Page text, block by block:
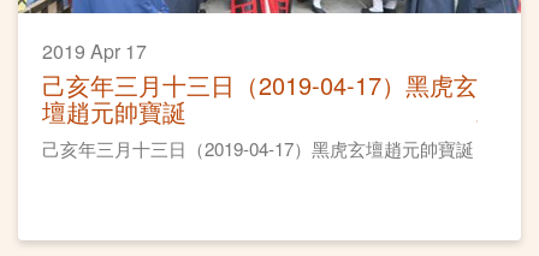
2019 Apr 17
己亥年三月十三日（2019-04-17）黑虎玄
壇趙元帥寶誕
己亥年三月十三日（2019-04-17）黑虎玄壇趙元帥寶誕